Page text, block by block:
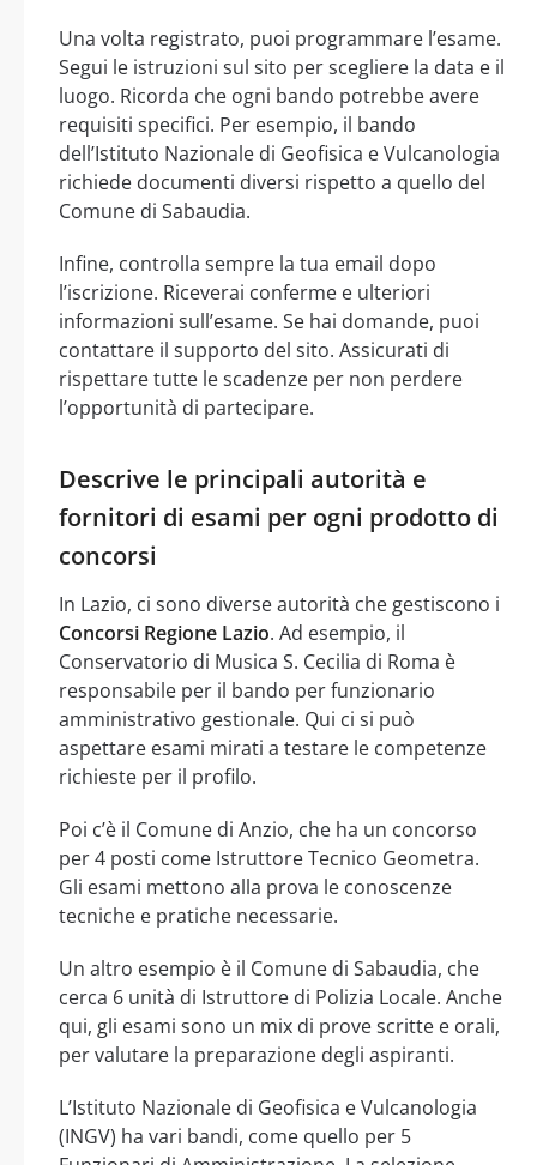
Una volta registrato, puoi programmare l’esame.
Segui le istruzioni sul sito per scegliere la data e il
luogo. Ricorda che ogni bando potrebbe avere
requisiti specifici. Per esempio, il bando
dell’Istituto Nazionale di Geofisica e Vulcanologia
richiede documenti diversi rispetto a quello del
Comune di Sabaudia.
Infine, controlla sempre la tua email dopo
l’iscrizione. Riceverai conferme e ulteriori
informazioni sull’esame. Se hai domande, puoi
contattare il supporto del sito. Assicurati di
rispettare tutte le scadenze per non perdere
l’opportunità di partecipare.
Descrive le principali autorità e
fornitori di esami per ogni prodotto di
concorsi
In Lazio, ci sono diverse autorità che gestiscono i
Concorsi Regione Lazio. Ad esempio, il
Conservatorio di Musica S. Cecilia di Roma è
responsabile per il bando per funzionario
amministrativo gestionale. Qui ci si può
aspettare esami mirati a testare le competenze
richieste per il profilo.
Poi c’è il Comune di Anzio, che ha un concorso
per 4 posti come Istruttore Tecnico Geometra.
Gli esami mettono alla prova le conoscenze
tecniche e pratiche necessarie.
Un altro esempio è il Comune di Sabaudia, che
cerca 6 unità di Istruttore di Polizia Locale. Anche
qui, gli esami sono un mix di prove scritte e orali,
per valutare la preparazione degli aspiranti.
L’Istituto Nazionale di Geofisica e Vulcanologia
(INGV) ha vari bandi, come quello per 5